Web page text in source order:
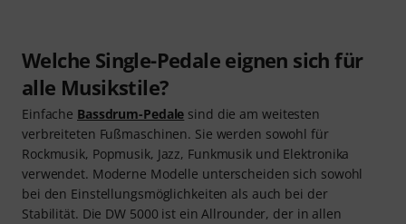
Welche Single-Pedale eignen sich für
alle Musikstile?
Einfache Bassdrum-Pedale sind die am weitesten
verbreiteten Fußmaschinen. Sie werden sowohl für
Rockmusik, Popmusik, Jazz, Funkmusik und Elektronika
verwendet. Moderne Modelle unterscheiden sich sowohl
bei den Einstellungsmöglichkeiten als auch bei der
Stabilität. Die DW 5000 ist ein Allrounder, der in allen